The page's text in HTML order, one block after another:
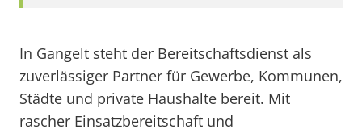
In Gangelt steht der Bereitschaftsdienst als
zuverlässiger Partner für Gewerbe, Kommunen,
Städte und private Haushalte bereit. Mit
rascher Einsatzbereitschaft und